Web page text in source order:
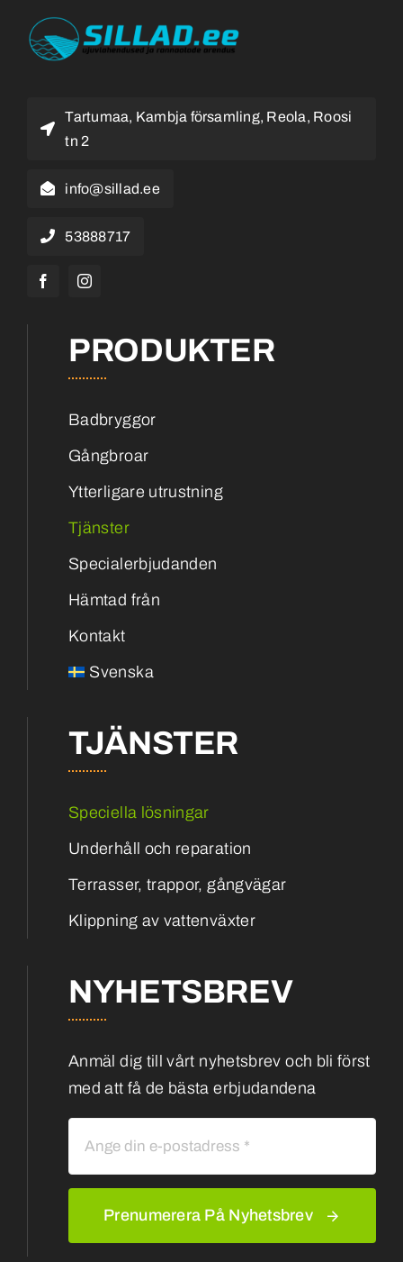
Tartumaa, Kambja församling, Reola, Roosi
tn 2
info@sillad.ee
53888717
PRODUKTER
Badbryggor
Gångbroar
Ytterligare utrustning
Tjänster
Specialerbjudanden
Hämtad från
Kontakt
Svenska
TJÄNSTER
Speciella lösningar
Underhåll och reparation
Terrasser, trappor, gångvägar
Klippning av vattenväxter
NYHETSBREV
Anmäl dig till vårt nyhetsbrev och bli först
med att få de bästa erbjudandena
Prenumerera På Nyhetsbrev